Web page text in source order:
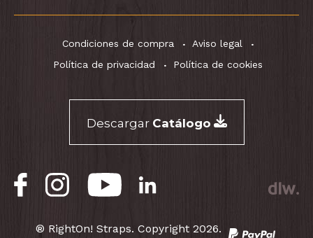
Condiciones de compra
Aviso legal
Política de privacidad
Política de cookies
Descargar Catálogo
® RightOn! Straps. Copyright 2026.